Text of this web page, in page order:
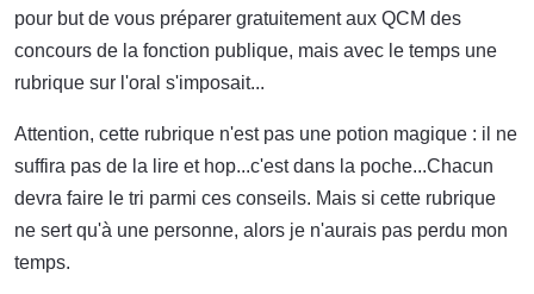
pour but de vous préparer gratuitement aux QCM des
concours de la fonction publique, mais avec le temps une
rubrique sur l'oral s'imposait...
Attention, cette rubrique n'est pas une potion magique : il ne
suffira pas de la lire et hop...c'est dans la poche...Chacun
devra faire le tri parmi ces conseils. Mais si cette rubrique
ne sert qu'à une personne, alors je n'aurais pas perdu mon
temps.